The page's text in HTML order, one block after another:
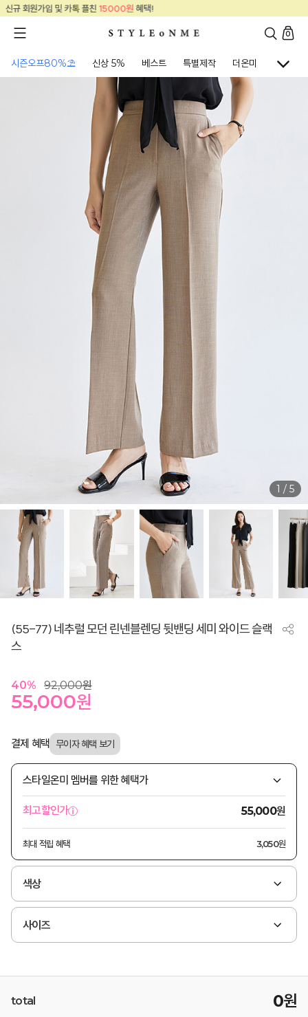
원혜택!
0
시즌오프80%⛱ 신상 5% 베스트 특별제작 더온미 골프웨어
1 / 5
(55-77) 네추럴 모던 린넨블렌딩 뒷밴딩 세미 와이드 슬랙
스
40% 92,000원
55,000원
결제 혜택
스타일온미 멤버를 위한 혜택가
최고할인가 55,000원
최대 적립 혜택 3,050원
색상
사이즈
total 0원